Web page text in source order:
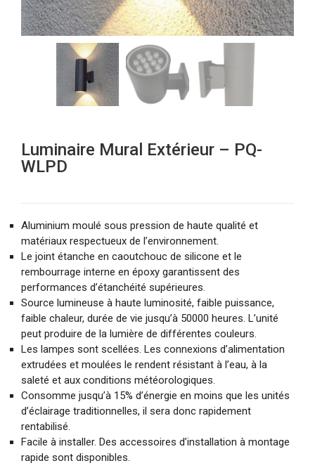
Luminaire Mural Extérieur – PQ-
WLPD
Aluminium moulé sous pression de haute qualité et
matériaux respectueux de l’environnement.
Le joint étanche en caoutchouc de silicone et le
rembourrage interne en époxy garantissent des
performances d’étanchéité supérieures.
Source lumineuse à haute luminosité, faible puissance,
faible chaleur, durée de vie jusqu’à 50000 heures. L’unité
peut produire de la lumière de différentes couleurs.
Les lampes sont scellées. Les connexions d’alimentation
extrudées et moulées le rendent résistant à l’eau, à la
saleté et aux conditions météorologiques.
Consomme jusqu’à 15% d’énergie en moins que les unités
d’éclairage traditionnelles, il sera donc rapidement
rentabilisé.
Facile à installer. Des accessoires d’installation à montage
rapide sont disponibles.